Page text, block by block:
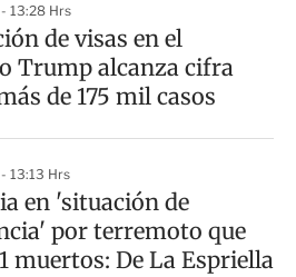
13:28 Hrs
de visas en el
Trump alcanza cifra
de 175 mil casos
13:13 Hrs
en 'situación de
por terremoto que
muertos: De La Espriella